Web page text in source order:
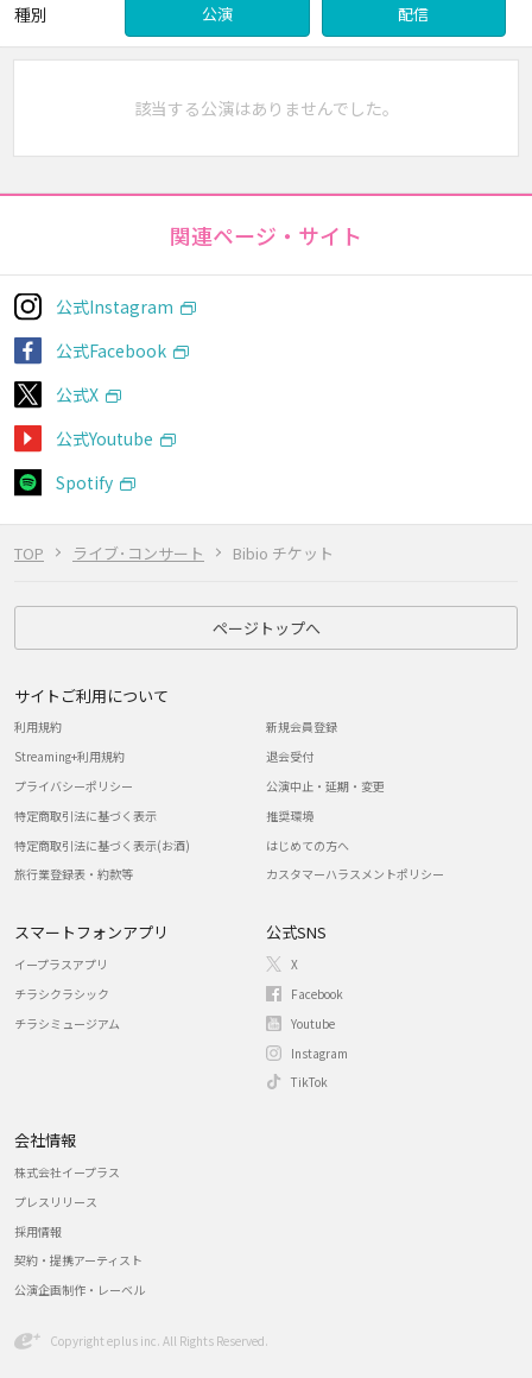
TOP ライブ･コンサート Bibio チケット
種別 公演 配信
該当する公演はありませんでした。
関連ページ・サイト
公式Instagram
公式Facebook
公式X
公式Youtube
Spotify
ページトップへ
サイトご利用について
利用規約
Streaming+利用規約
プライバシーポリシー
特定商取引法に基づく表示
特定商取引法に基づく表示(お酒)
旅行業登録表・約款等
新規会員登録
退会受付
公演中止・延期・変更
推奨環境
はじめての方へ
カスタマーハラスメントポリシー
スマートフォンアプリ
イープラスアプリ
チラシクラシック
チラシミュージアム
公式SNS
X
Facebook
Youtube
Instagram
TikTok
会社情報
株式会社イープラス
プレスリリース
採用情報
契約・提携アーティスト
公演企画制作・レーベル
Copyright eplus inc. All Rights Reserved.